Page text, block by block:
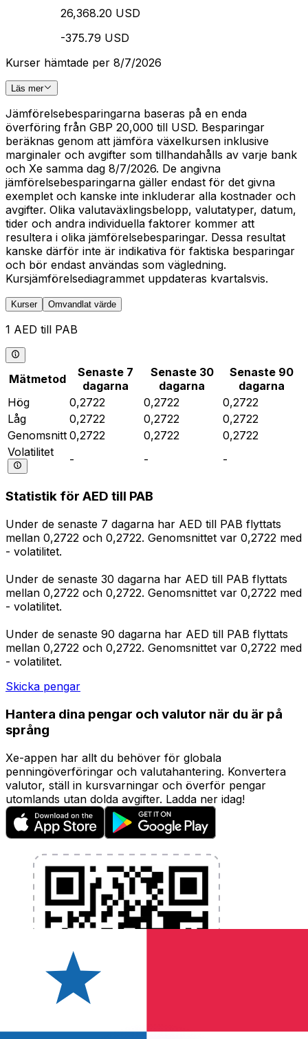
26,368.20 USD
-375.79 USD
Kurser hämtade per 8/7/2026
Läs mer
Jämförelsebesparingarna baseras på en enda
överföring från GBP 20,000 till USD. Besparingar
beräknas genom att jämföra växelkursen inklusive
marginaler och avgifter som tillhandahålls av varje bank
och Xe samma dag 8/7/2026. De angivna
jämförelsebesparingarna gäller endast för det givna
exemplet och kanske inte inkluderar alla kostnader och
avgifter. Olika valutaväxlingsbelopp, valutatyper, datum,
tider och andra individuella faktorer kommer att
resultera i olika jämförelsebesparingar. Dessa resultat
kanske därför inte är indikativa för faktiska besparingar
och bör endast användas som vägledning.
Kursjämförelsediagrammet uppdateras kvartalsvis.
Kurser Omvandlat värde
1 AED till PAB
Mätmetod
Senaste 7
dagarna
Senaste 30
dagarna
Senaste 90
dagarna
Hög
0,2722 0,2722
0,2722
Låg
0,2722 0,2722
0,2722
Genomsnitt 0,2722 0,2722
0,2722
Volatilitet
- - -
Statistik för AED till PAB
Under de senaste 7 dagarna har AED till PAB flyttats
mellan 0,2722 och 0,2722. Genomsnittet var 0,2722 med
- volatilitet.
Under de senaste 30 dagarna har AED till PAB flyttats
mellan 0,2722 och 0,2722. Genomsnittet var 0,2722 med
- volatilitet.
Under de senaste 90 dagarna har AED till PAB flyttats
mellan 0,2722 och 0,2722. Genomsnittet var 0,2722 med
- volatilitet.
Skicka pengar
Hantera dina pengar och valutor när du är på
språng
Xe-appen har allt du behöver för globala
penningöverföringar och valutahantering. Konvertera
valutor, ställ in kursvarningar och överför pengar
utomlands utan dolda avgifter. Ladda ner idag!